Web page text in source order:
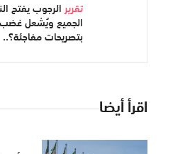
تقرير الرجوب يفتح
الجميع ويُشعل
بتصريحات مفاجئة؟..
اقرأ أيضا